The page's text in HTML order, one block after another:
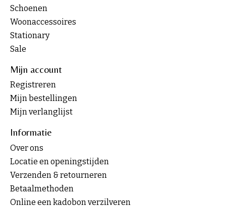
Schoenen
Woonaccessoires
Stationary
Sale
Mijn account
Registreren
Mijn bestellingen
Mijn verlanglijst
Informatie
Over ons
Locatie en openingstijden
Verzenden & retourneren
Betaalmethoden
Online een kadobon verzilveren